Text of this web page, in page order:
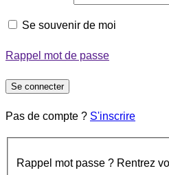
Se souvenir de moi
Rappel mot de passe
Se connecter
Pas de compte ? S'inscrire
Rappel mot passe ? Rentrez